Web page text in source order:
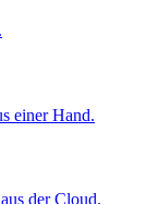
einer Hand.
der Cloud.